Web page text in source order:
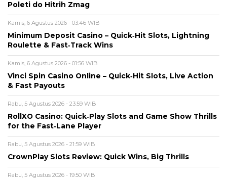
Poleti do Hitrih Zmag
Kamis, 6 Agustus 2026 - 03:46 WIB
Minimum Deposit Casino – Quick‑Hit Slots, Lightning
Roulette & Fast‑Track Wins
Kamis, 6 Agustus 2026 - 01:56 WIB
Vinci Spin Casino Online – Quick‑Hit Slots, Live Action
& Fast Payouts
Rabu, 5 Agustus 2026 - 23:59 WIB
RollXO Casino: Quick‑Play Slots and Game Show Thrills
for the Fast‑Lane Player
Rabu, 5 Agustus 2026 - 21:59 WIB
CrownPlay Slots Review: Quick Wins, Big Thrills
Rabu, 5 Agustus 2026 - 19:50 WIB